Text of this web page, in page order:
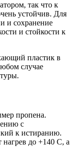
так что к
устойчив. Для
и сохранение
и стойкости к
пластик в
случае
пропена.
с
к истиранию.
до +140 С, а